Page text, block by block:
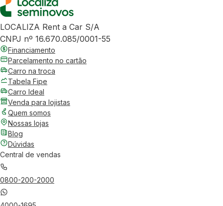
LOCALIZA Rent a Car S/A
CNPJ nº 16.670.085/0001-55
Financiamento
Parcelamento no cartão
Carro na troca
Tabela Fipe
Carro Ideal
Venda para lojistas
Quem somos
Nossas lojas
Blog
Dúvidas
Central de vendas
0800-200-2000